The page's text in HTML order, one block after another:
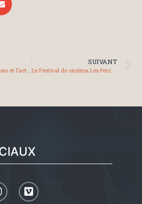
SUIVANT
Le Festival de cinéma Les Percéides au 15e Festival Cinema on the Bayou en Louisiane!